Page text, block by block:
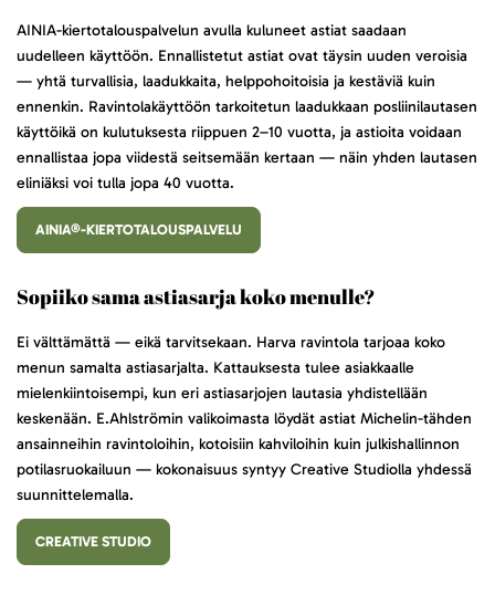
AINIA-kiertotalouspalvelun avulla kuluneet astiat saadaan
uudelleen käyttöön. Ennallistetut astiat ovat täysin uuden veroisia
— yhtä turvallisia, laadukkaita, helppohoitoisia ja kestäviä kuin
ennenkin. Ravintolakäyttöön tarkoitetun laadukkaan posliinilautasen
käyttöikä on kulutuksesta riippuen 2–10 vuotta, ja astioita voidaan
ennallistaa jopa viidestä seitsemään kertaan — näin yhden lautasen
eliniäksi voi tulla jopa 40 vuotta.
AINIA®-KIERTOTALOUSPALVELU
Sopiiko sama astiasarja koko menulle?
Ei välttämättä — eikä tarvitsekaan. Harva ravintola tarjoaa koko
menun samalta astiasarjalta. Kattauksesta tulee asiakkaalle
mielenkiintoisempi, kun eri astiasarjojen lautasia yhdistellään
keskenään. E.Ahlströmin valikoimasta löydät astiat Michelin-tähden
ansainneihin ravintoloihin, kotoisiin kahviloihin kuin julkishallinnon
potilasruokailuun — kokonaisuus syntyy Creative Studiolla yhdessä
suunnittelemalla.
CREATIVE STUDIO